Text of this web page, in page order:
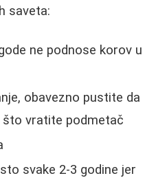
saveta:
ne podnose korov u
obavezno pustite da
što vratite podmetač
svake 2-3 godine jer